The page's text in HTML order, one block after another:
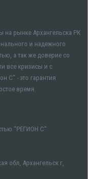
на рынке Архангельска РК
и надежного
а так же доверие со
все кризисы и с
С" - это гарантия
время.
"РЕГИОН С"
обл, Архангельск г,